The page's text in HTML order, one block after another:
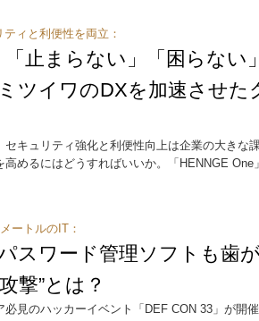
ティと利便性を両立：
「止まらない」「困らない
ツイワのDXを加速させた
セキュリティ強化と利便性向上は企業の大きな
高めるにはどうすればいいか。「HENNGE
ートルのIT：
スワード管理ソフトも歯
撃”とは？
必見のハッカーイベント「DEF CON 33」が開